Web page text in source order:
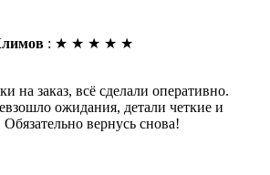
: ★ ★ ★ ★ ★
на заказ, всё сделали оперативно.
ожидания, детали четкие и
Обязательно вернусь снова!